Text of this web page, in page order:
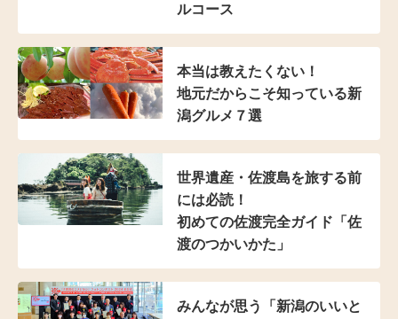
ルコース
本当は教えたくない！
地元だからこそ知っている新
潟グルメ７選
世界遺産・佐渡島を旅する前
には必読！
初めての佐渡完全ガイド 「佐
渡のつかいかた」
みんなが思う
「新潟のいいと